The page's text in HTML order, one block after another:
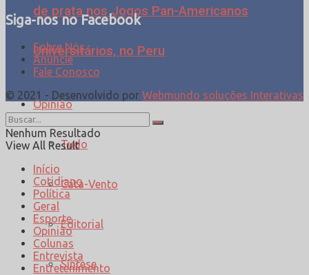
de prata nos Jogos Pan-Americanos
Universitários, no Peru
Opinião
Tudo
Cata-Vento
Editorial
Síntese
Siga-nos no Facebook
Sobre Nós
Anuncie
Fale Conosco
© 2021 - Desenvolvido por Webmundo soluções Interativas
Nenhum Resultado
View All Result
Início
Cotidiano
Política
Geral
Esporte
Opinião
Colunas
Entrevista
Entretenimento